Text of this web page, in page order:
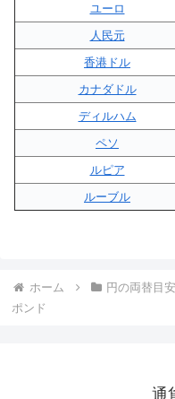
ユーロ
人民元
香港ドル
カナダドル
ディルハム
ペソ
ルピア
ルーブル
ホーム 円の両替目安
ポンド
通